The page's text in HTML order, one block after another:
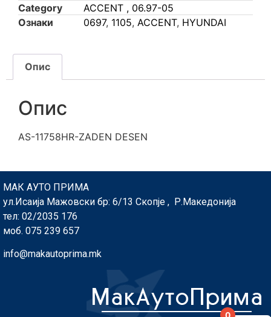
Category
ACCENT , 06.97-05
Ознаки
0697, 1105, ACCENT, HYUNDAI
Опис
Опис
AS-11758HR-ZADEN DESEN
МАК АУТО ПРИМА
ул.Исаија Мажовски бр: 6/13 Скопје , Р.Македонија
тел: 02/2035 176
моб. 075 239 657
info@makautoprima.mk
0